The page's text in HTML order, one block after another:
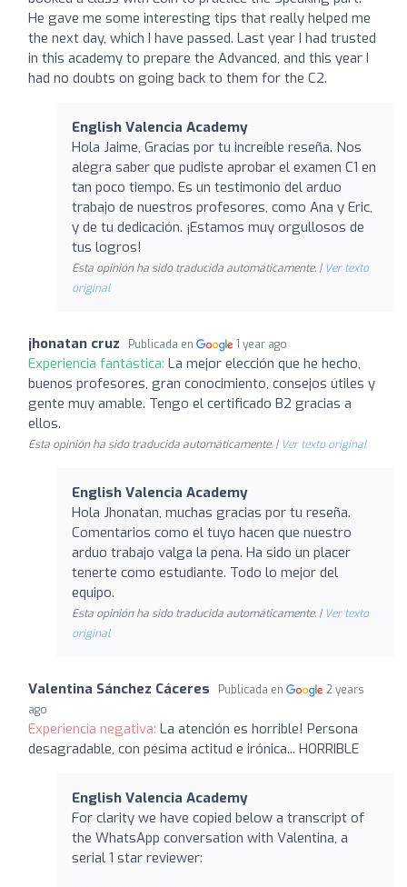
He gave me some interesting tips that really helped me
the next day, which I have passed. Last year I had trusted
in this academy to prepare the Advanced, and this year I
had no doubts on going back to them for the C2.
English Valencia Academy
Hola Jaime, Gracias por tu increíble reseña. Nos
alegra saber que pudiste aprobar el examen C1 en
tan poco tiempo. Es un testimonio del arduo
trabajo de nuestros profesores, como Ana y Eric,
y de tu dedicación. ¡Estamos muy orgullosos de
tus logros!
Esta opinión ha sido traducida automáticamente. | Ver texto
original
jhonatan cruz Publicada en 1 year ago
Experiencia fantástica: La mejor elección que he hecho,
buenos profesores, gran conocimiento, consejos útiles y
gente muy amable. Tengo el certificado B2 gracias a
ellos.
Esta opinión ha sido traducida automáticamente. | Ver texto original
English Valencia Academy
Hola Jhonatan, muchas gracias por tu reseña.
Comentarios como el tuyo hacen que nuestro
arduo trabajo valga la pena. Ha sido un placer
tenerte como estudiante. Todo lo mejor del
equipo.
Esta opinión ha sido traducida automáticamente. | Ver texto
original
Valentina Sánchez Cáceres Publicada en
2 years
ago
Experiencia negativa: La atención es horrible! Persona
desagradable, con pésima actitud e irónica... HORRIBLE
English Valencia Academy
For clarity we have copied below a transcript of
the WhatsApp conversation with Valentina, a
serial 1 star reviewer: